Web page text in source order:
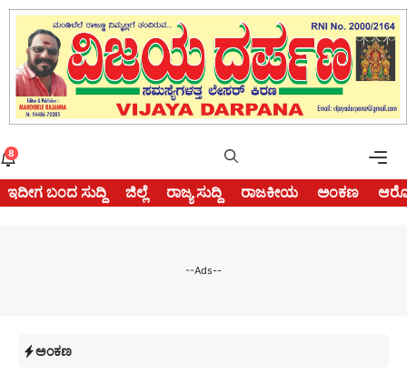
Skip
content
8
ಇದೀಗ ಬಂದ ಸುದ್ದಿ ಜಿಲ್ಲೆ ರಾಜ್ಯ ಸುದ್ದಿ ರಾಜಕೀಯ ಅಂಕಣ
--Ads--
ಅಂಕಣ